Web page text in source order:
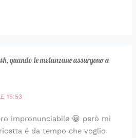
quando le melanzane assurgono a
15:53
impronunciabile 😀 però mi
é da tempo che voglio